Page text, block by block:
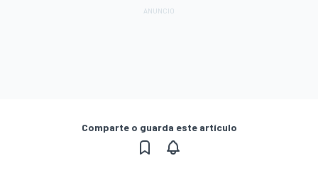
Comparte o guarda este artículo